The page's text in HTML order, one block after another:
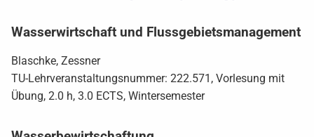
Wasserwirtschaft und Flussgebietsmanagement
Blaschke, Zessner
TU-Lehrveranstaltungsnummer: 222.571, Vorlesung mit
Übung, 2.0 h, 3.0 ECTS, Wintersemester